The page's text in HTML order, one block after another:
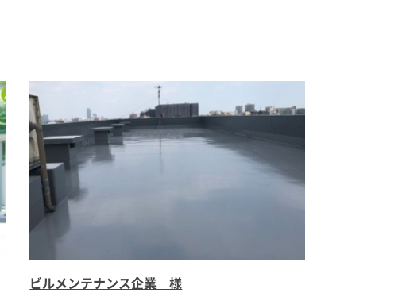
ビルメンテナンス企業 様